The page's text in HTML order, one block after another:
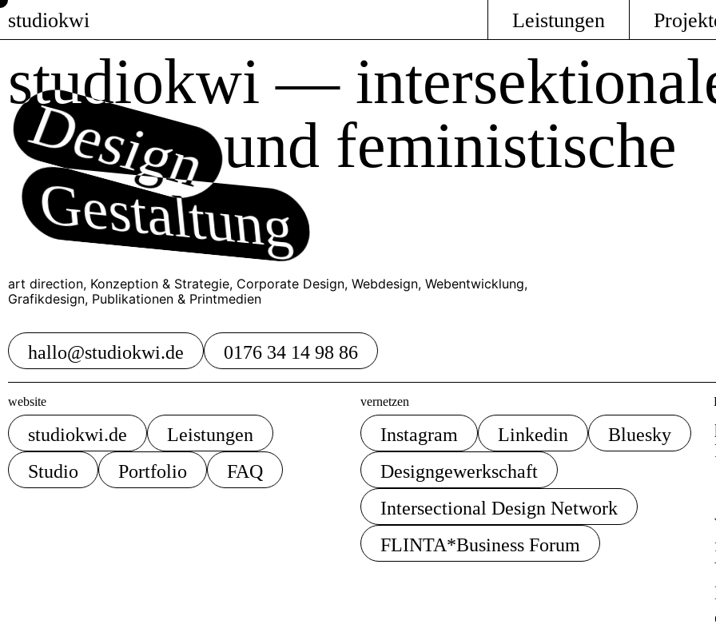
studiokwi Leistungen
studiokwi —
Designund feministische
Gestaltung
art direction, Konzeption & Strategie, Corporate Design, Webdesign, Webentwicklung,
Grafikdesign, Publikationen & Printmedien
hallo@studiokwi.de 0176 34 14 98 86
website
studiokwi.de
Leistungen
Studio
Portfolio FAQ
vernetzen
Instagram Linkedin
Bluesky
Designgewerkschaft
Intersectional Design Network
FLINTA*Business Forum